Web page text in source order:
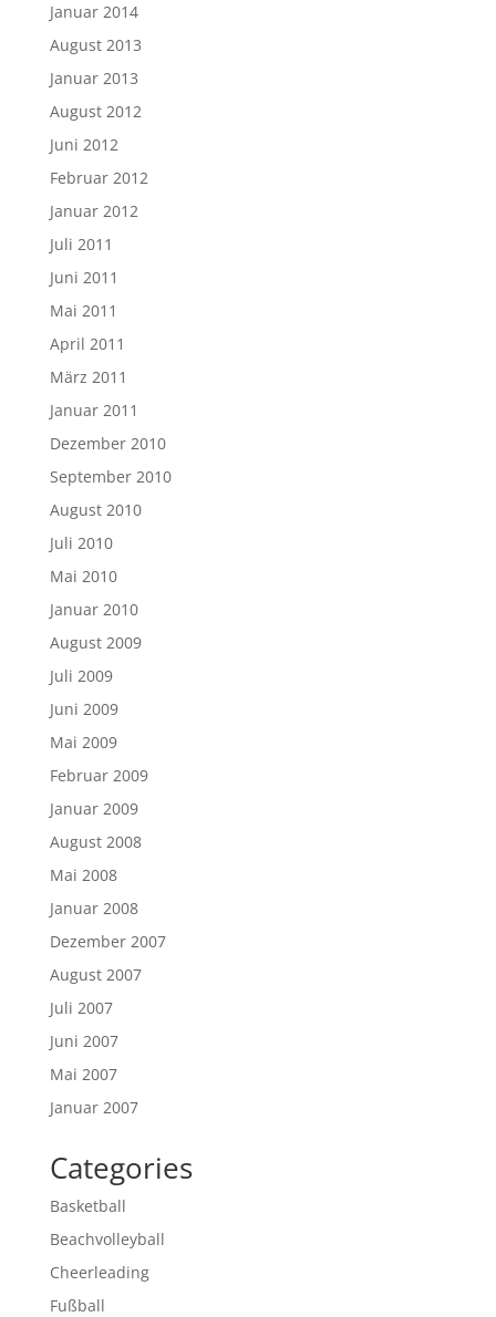
Januar 2014
August 2013
Januar 2013
August 2012
Juni 2012
Februar 2012
Januar 2012
Juli 2011
Juni 2011
Mai 2011
April 2011
März 2011
Januar 2011
Dezember 2010
September 2010
August 2010
Juli 2010
Mai 2010
Januar 2010
August 2009
Juli 2009
Juni 2009
Mai 2009
Februar 2009
Januar 2009
August 2008
Mai 2008
Januar 2008
Dezember 2007
August 2007
Juli 2007
Juni 2007
Mai 2007
Januar 2007
Categories
Basketball
Beachvolleyball
Cheerleading
Fußball